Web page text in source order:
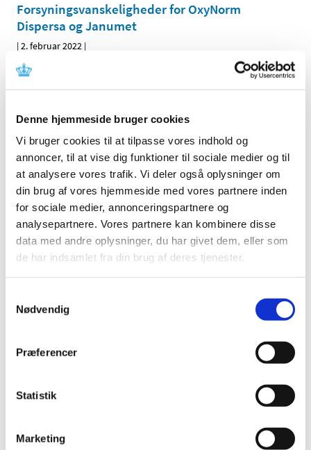
Denne hjemmeside bruger cookies
Vi bruger cookies til at tilpasse vores indhold og
annoncer, til at vise dig funktioner til sociale medier og til
at analysere vores trafik. Vi deler også oplysninger om
din brug af vores hjemmeside med vores partnere inden
for sociale medier, annonceringspartnere og
analysepartnere. Vores partnere kan kombinere disse
data med andre oplysninger, du har givet dem, eller som
de har indsamlet fra din brug af deres tjenester.
Nødvendig
Præferencer
Statistik
Marketing
Forsyningsvanskeligheder for OxyNorm
Dispersa og Janumet
|2. februar 2022 |
Der er i øjeblikket problemer med forsyningen af
OxyNorm Dispersa 5 mg, 10 mg og 20 mg
Forrige 1
Alle (2505)
TID
2026 (83)
2025 (158)
2024 (224)
december (18)
september (13)
juli (5)
maj (18)